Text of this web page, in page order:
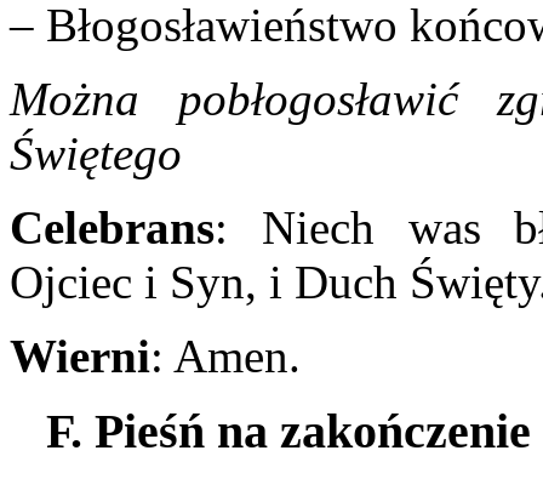
– Błogosławieństwo
Można pobłogosławić
Świętego
Celebrans: Niech was
Ojciec i Syn, i Duch
Wierni: Amen.
F. Pieśń na